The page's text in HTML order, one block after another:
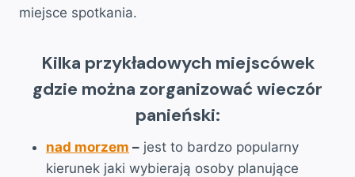
miejsce spotkania.
Kilka przykładowych miejscówek
gdzie można zorganizować wieczór
panieński:
nad morzem – jest to bardzo popularny
kierunek jaki wybierają osoby planujące